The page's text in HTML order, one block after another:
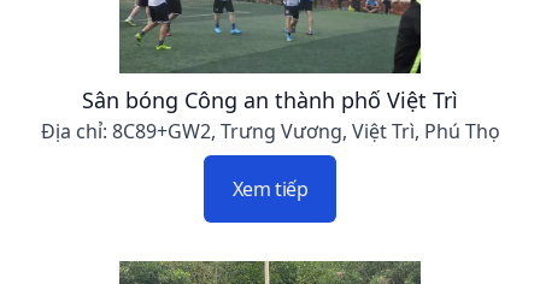
Sân bóng Công an thành phố Việt Trì
Địa chỉ: 8C89+GW2, Trưng Vương, Việt Trì, Phú Thọ
Xem tiếp